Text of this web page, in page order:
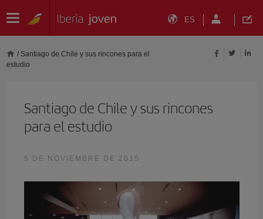
ES
/ Santiago de Chile y sus rincones para el
estudio
Santiago de Chile y sus rincones
para el estudio
5 DE NOVIEMBRE DE 2015